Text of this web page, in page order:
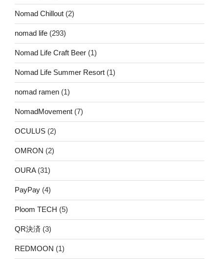
Nomad Chillout (2)
nomad life (293)
Nomad Life Craft Beer (1)
Nomad Life Summer Resort (1)
nomad ramen (1)
NomadMovement (7)
OCULUS (2)
OMRON (2)
OURA(31)
PayPay (4)
Ploom TECH (5)
QR決済 (3)
REDMOON (1)